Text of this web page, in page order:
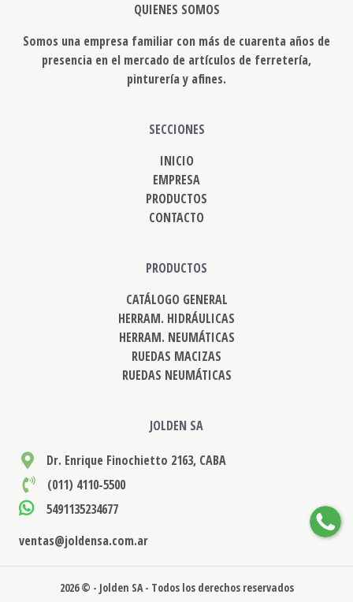
QUIENES SOMOS
Somos una empresa familiar con más de cuarenta años de
presencia en el mercado de artículos de ferretería,
pinturería y afines.
SECCIONES
INICIO
EMPRESA
PRODUCTOS
CONTACTO
PRODUCTOS
CATÁLOGO GENERAL
HERRAM. HIDRÁULICAS
HERRAM. NEUMÁTICAS
RUEDAS MACIZAS
RUEDAS NEUMÁTICAS
JOLDEN SA
Dr. Enrique Finochietto 2163, CABA
(011) 4110-5500
5491135234677
ventas@joldensa.com.ar
2026 © - Jolden SA - Todos los derechos reservados